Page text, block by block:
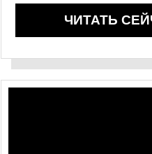
ЧИТАТЬ